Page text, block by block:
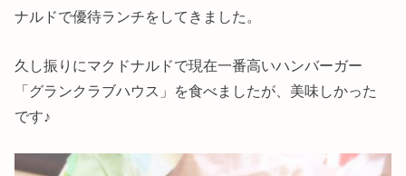
ナルドで優待ランチをしてきました。
久し振りにマクドナルドで現在一番高いハンバーガー
「グランクラブハウス」を食べましたが、美味しかった
です♪